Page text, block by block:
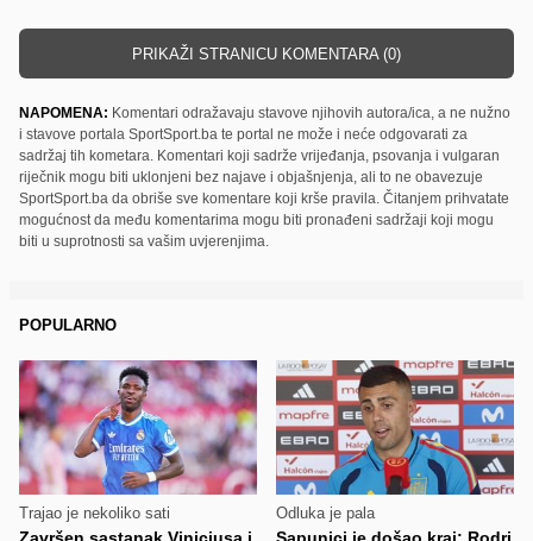
PRIKAŽI STRANICU KOMENTARA (0)
NAPOMENA: Komentari odražavaju stavove njihovih autora/ica, a ne nužno
i stavove portala SportSport.ba te portal ne može i neće odgovarati za
sadržaj tih kometara. Komentari koji sadrže vrijeđanja, psovanja i vulgaran
riječnik mogu biti uklonjeni bez najave i objašnjenja, ali to ne obavezuje
SportSport.ba da obriše sve komentare koji krše pravila. Čitanjem prihvatate
mogućnost da među komentarima mogu biti pronađeni sadržaji koji mogu
biti u suprotnosti sa vašim uvjerenjima.
POPULARNO
Trajao je nekoliko sati
Završen sastanak Viniciusa i
Odluka je pala
Sapunici je došao kraj: Rodri